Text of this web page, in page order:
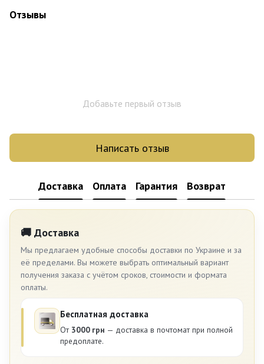
Отзывы
Добавьте первый отзыв
Написать отзыв
Доставка Оплата Гарантия Возврат
🚚 Доставка
Мы предлагаем удобные способы доставки по Украине и за
её пределами. Вы можете выбрать оптимальный вариант
получения заказа с учётом сроков, стоимости и формата
оплаты.
Бесплатная доставка
От 3000 грн — доставка в почтомат при полной
предоплате.